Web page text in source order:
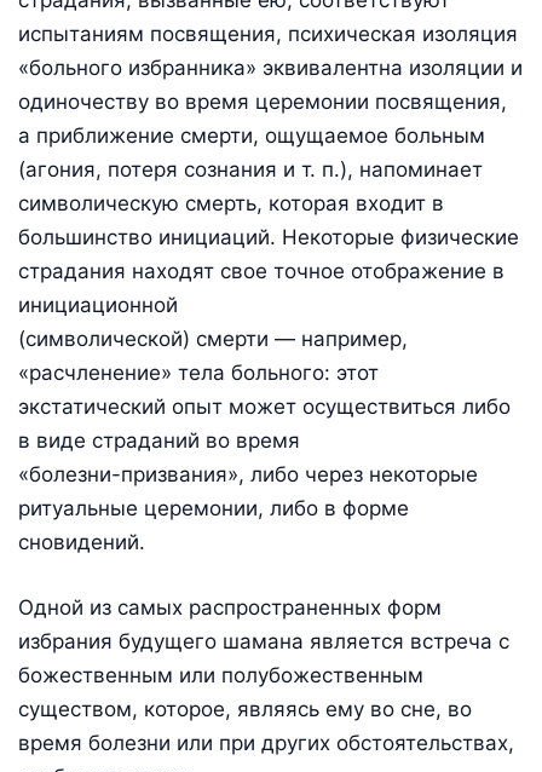
испытаниям посвящения, психическая изоляция
«больного избранника» эквивалентна изоляции и
одиночеству во время церемонии посвящения,
а приближение смерти, ощущаемое больным
(агония, потеря сознания и т. п.), напоминает
символическую смерть, которая входит в
большинство инициаций. Некоторые физические
страдания находят свое точное отображение в
инициационной
(символической) смерти — например,
«расчленение» тела больного: этот
экстатический опыт может осуществиться либо
в виде страданий во время
«болезни-призвания», либо через некоторые
ритуальные церемонии, либо в форме
сновидений.
Одной из самых распространенных форм
избрания будущего шамана является встреча с
божественным или полубожественным
существом, которое, являясь ему во сне, во
время болезни или при других обстоятельствах,